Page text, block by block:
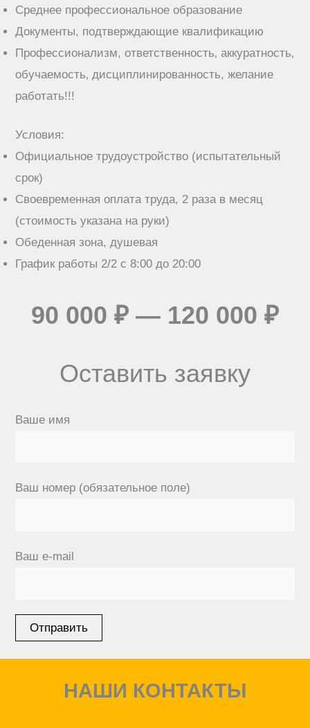
Среднее профессиональное образование
Документы, подтверждающие квалификацию
Профессионализм, ответственность‚ аккуратность‚
обучаемость‚ дисциплинированность, желание
работать!!!
Условия:
Официальное трудоустройство (испытательный
срок)
Своевременная оплата труда, 2 раза в месяц
(стоимость указана на руки)
Обеденная зона, душевая
График работы 2/2 с 8:00 до 20:00
90 000 ₽ — 120 000 ₽
Оставить заявку
Ваше имя
Ваш номер (обязательное поле)
Ваш e-mail
НАШИ КОНТАКТЫ